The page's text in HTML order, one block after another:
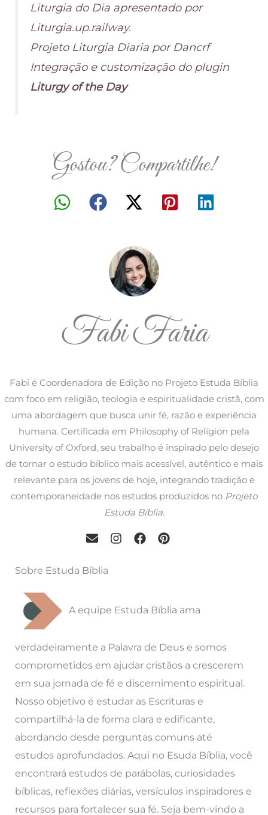
Liturgia do Dia apresentado por
Liturgia.up.railway.
Projeto Liturgia Diaria por Dancrf
Integração e customização do plugin
Liturgy of the Day
Gostou? Compartilhe!
Fabi Faria
Fabi é Coordenadora de Edição no Projeto Estuda Bíblia
com foco em religião, teologia e espiritualidade cristã, com
uma abordagem que busca unir fé, razão e experiência
humana. Certificada em Philosophy of Religion pela
University of Oxford, seu trabalho é inspirado pelo desejo
de tornar o estudo bíblico mais acessível, autêntico e mais
relevante para os jovens de hoje, integrando tradição e
contemporaneidade nos estudos produzidos no Projeto
Estuda Bíblia.
Sobre Estuda Bíblia
A equipe Estuda Bíblia ama
verdadeiramente a Palavra de Deus e somos
comprometidos em ajudar cristãos a crescerem
em sua jornada de fé e discernimento espiritual.
Nosso objetivo é estudar as Escrituras e
compartilhá-la de forma clara e edificante,
abordando desde perguntas comuns até
estudos aprofundados. Aqui no Esuda Bíblia, você
encontrará estudos de parábolas, curiosidades
bíblicas, reflexões diárias, versículos inspiradores e
recursos para fortalecer sua fé. Seja bem-vindo a